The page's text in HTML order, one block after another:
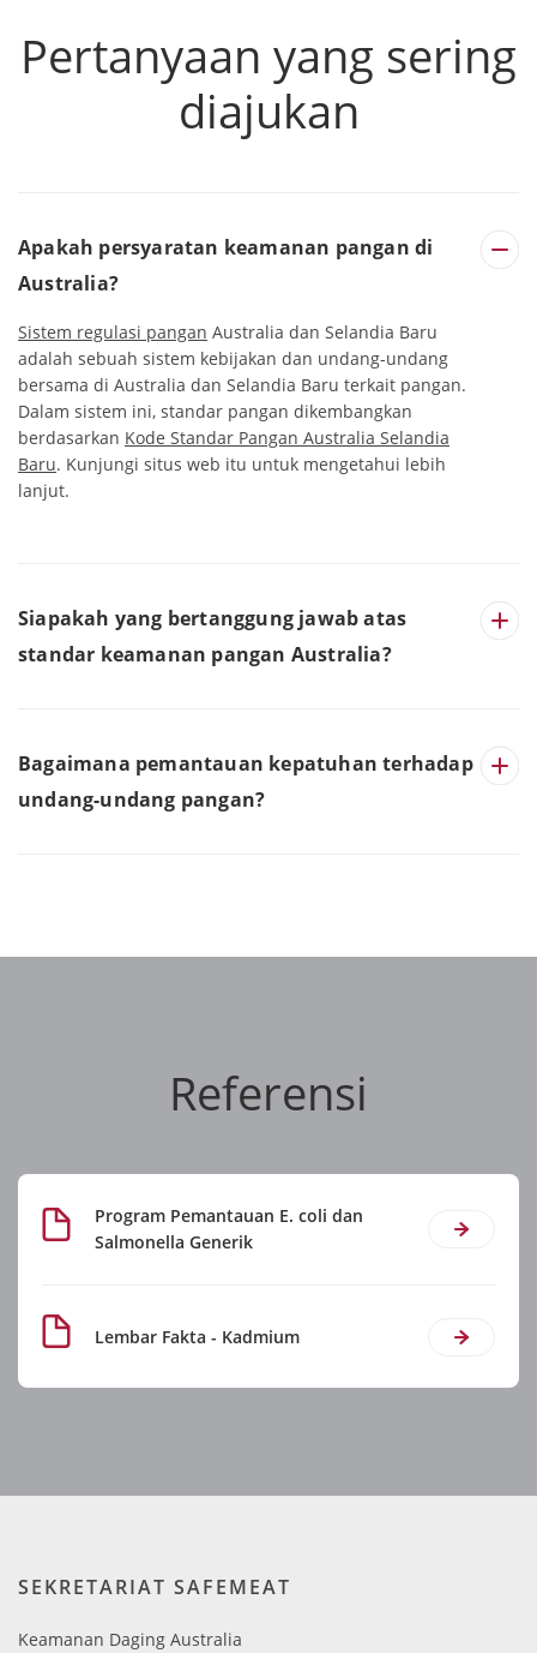
Pertanyaan yang sering
diajukan
Apakah persyaratan keamanan pangan di
Australia?
Sistem regulasi pangan Australia dan Selandia Baru
adalah sebuah sistem kebijakan dan undang-undang
bersama di Australia dan Selandia Baru terkait pangan.
Dalam sistem ini, standar pangan dikembangkan
berdasarkan Kode Standar Pangan Australia Selandia
Baru. Kunjungi situs web itu untuk mengetahui lebih
lanjut.
Siapakah yang bertanggung jawab atas
standar keamanan pangan Australia?
Bagaimana pemantauan kepatuhan terhadap
undang-undang pangan?
Referensi
Program Pemantauan E. coli dan
Salmonella Generik
Lembar Fakta - Kadmium
SEKRETARIAT SAFEMEAT
Keamanan Daging Australia